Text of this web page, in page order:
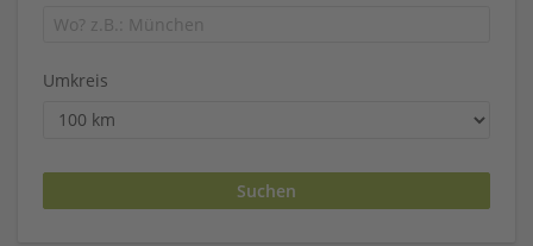
Umkreis